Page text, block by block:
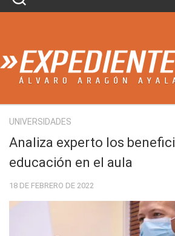
Skip
UNIVERSIDADES
Analiza experto los
educación en el aula
18 DE FEBRERO DE 2022